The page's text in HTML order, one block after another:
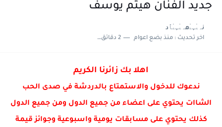
جديد الفنان هيثم يوسف
نہۦ۠ﮩۦ۠هہۦ۠ﮩۦ۠ﭑد
اخر تحديث :منذ بضع اعوام 2 دقائق للقراءة
اهلا بك زائرنا الكريم
ندعوك للدخول والاستمتاع بالدردشة في صدى الحب
الشاات يحتوي على اعضاء من جميع الدول ومن جميع الدول
كذلك يحتوي على مسابقات يومية واسبوعية وجوائز قيمة